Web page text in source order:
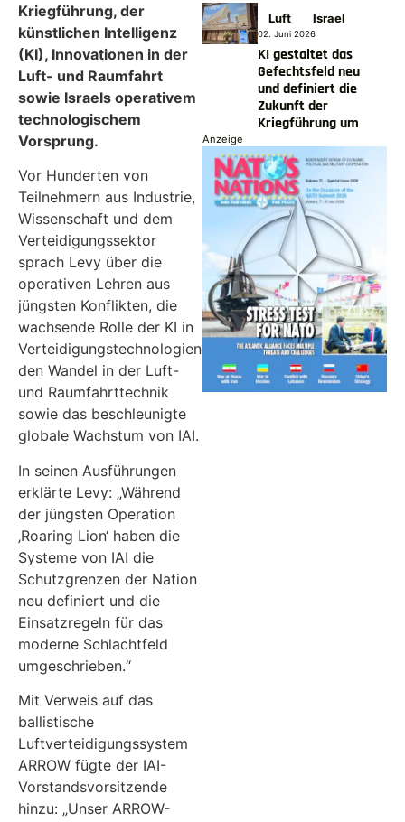
Kriegführung, der
künstlichen Intelligenz
(KI), Innovationen in der
Luft- und Raumfahrt
sowie Israels operativem
technologischem
Vorsprung.
Vor Hunderten von
Teilnehmern aus Industrie,
Wissenschaft und dem
Verteidigungssektor
sprach Levy über die
operativen Lehren aus
jüngsten Konflikten, die
wachsende Rolle der KI in
Verteidigungstechnologien,
den Wandel in der Luft-
und Raumfahrttechnik
sowie das beschleunigte
globale Wachstum von IAI.
In seinen Ausführungen
erklärte Levy: „Während
der jüngsten Operation
‚Roaring Lion‘ haben die
Systeme von IAI die
Schutzgrenzen der Nation
neu definiert und die
Einsatzregeln für das
moderne Schlachtfeld
umgeschrieben.“
Mit Verweis auf das
ballistische
Luftverteidigungssystem
ARROW fügte der IAI-
Vorstandsvorsitzende
hinzu: „Unser ARROW-
Luft Israel
02. Juni 2026
KI gestaltet das
Gefechtsfeld neu
und definiert die
Zukunft der
Kriegführung um
Anzeige